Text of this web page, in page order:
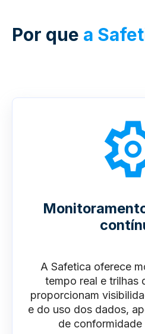
Por que a
A Safetica oferece
tempo real e trilhas
proporcionam
e do uso dos dados,
de conformidade